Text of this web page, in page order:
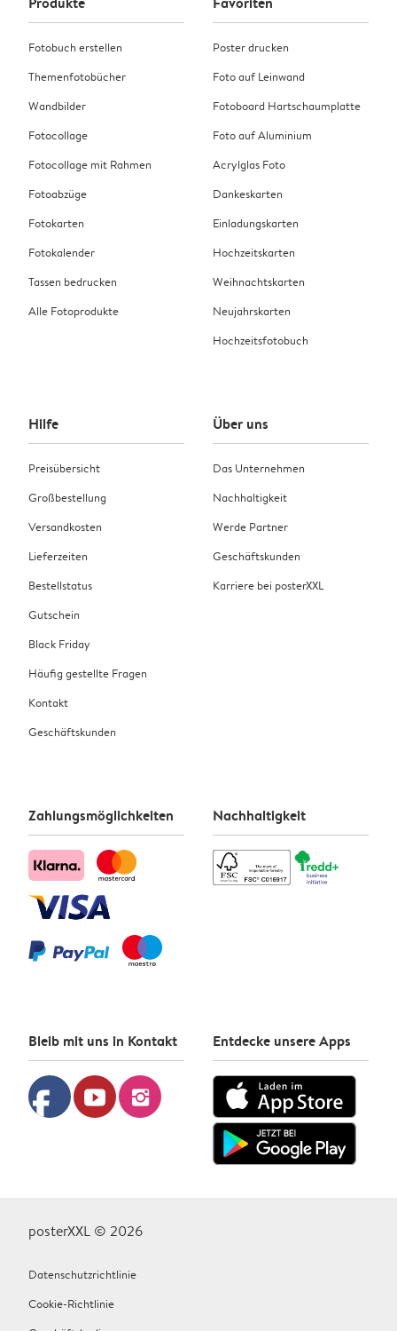
Fotobuch erstellen
Themenfotobücher
Wandbilder
Fotocollage
Fotocollage mit Rahmen
Fotoabzüge
Fotokarten
Fotokalender
Tassen bedrucken
Alle Fotoprodukte
Poster drucken
Foto auf Leinwand
Fotoboard Hartschaumplatte
Foto auf Aluminium
Acrylglas Foto
Dankeskarten
Einladungskarten
Hochzeitskarten
Weihnachtskarten
Neujahrskarten
Hochzeitsfotobuch
Hilfe
Preisübersicht
Großbestellung
Versandkosten
Lieferzeiten
Bestellstatus
Gutschein
Black Friday
Häufig gestellte Fragen
Kontakt
Geschäftskunden
Über uns
Das Unternehmen
Nachhaltigkeit
Werde Partner
Geschäftskunden
Karriere bei posterXXL
Zahlungsmöglichkeiten Nachhaltigkeit
Bleib mit uns in Kontakt
facebook youtube instagram
Entdecke unsere Apps
posterXXL © 2026
Datenschutzrichtlinie
Cookie-Richtlinie